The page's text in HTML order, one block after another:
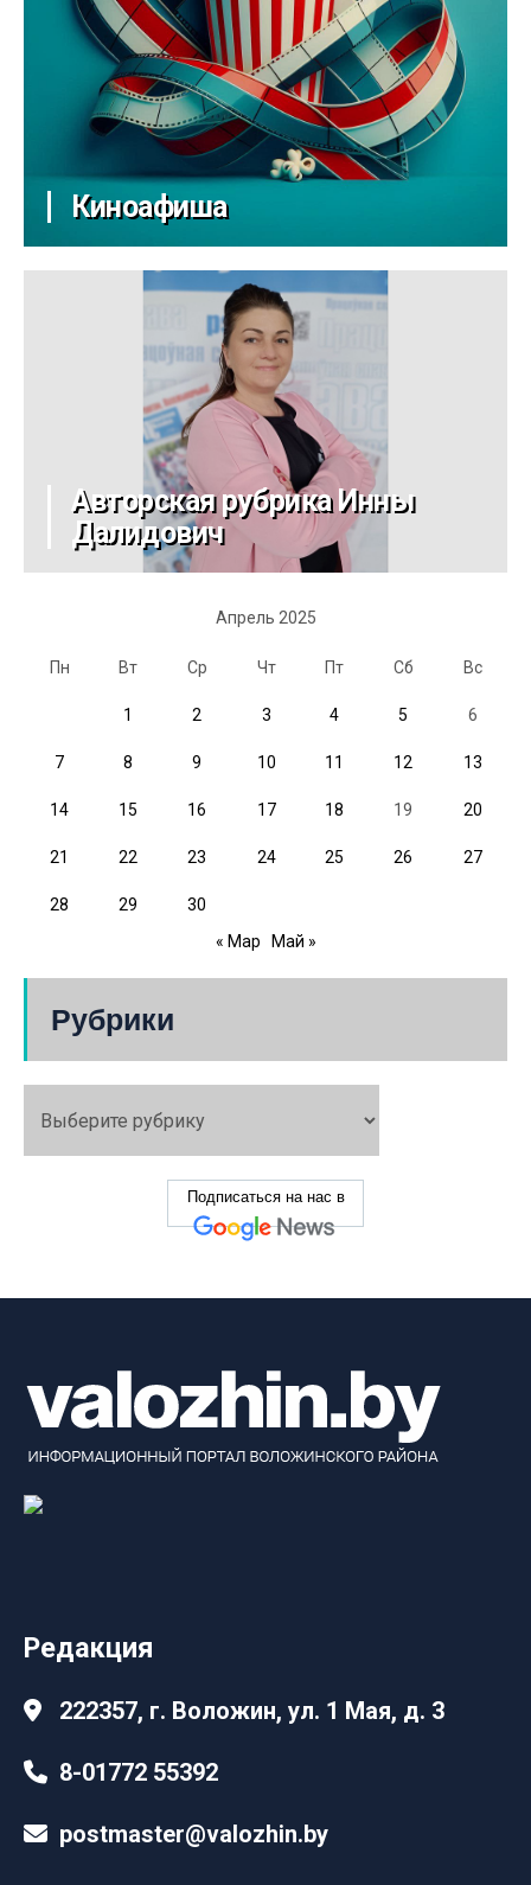
Киноафиша
Авторская рубрика Инны
Далидович
Апрель 2025
Пн Вт Ср Чт Пт Сб Вс
1 2 3 4 5 6
7 8 9 10 11 12 13
14 15 16 17 18 19 20
21 22 23 24 25 26 27
28 29
30
« Мар
Май »
Рубрики
Подписаться на нас в
Редакция
222357, г. Воложин, ул. 1 Мая, д. 3
8-01772 55392
postmaster@valozhin.by